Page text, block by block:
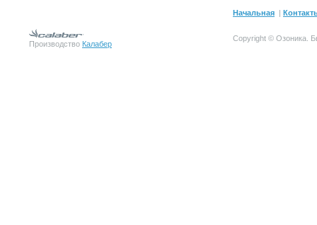
Начальная |
Производство Калабер
Copyright © Озоника.